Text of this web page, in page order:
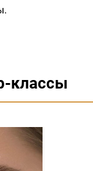
классы